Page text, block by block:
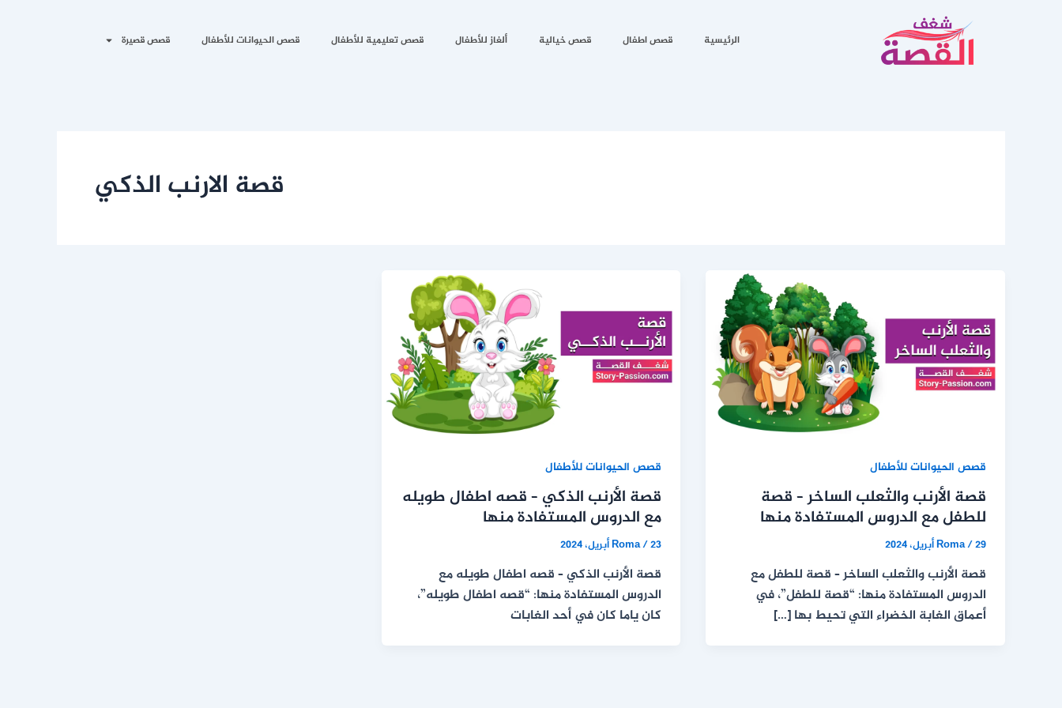
الرئيسية قصص اطفال قصص خيالية ألغاز للأطفال قصص تعليمية للأطفال قصص الحيوانات للأطفال قصص قصيرة
قصة الارنب الذكي
قصص الحيوانات للأطفال
قصة الأرنب والثعلب الساخر – قصة
للطفل مع الدروس المستفادة منها
Roma/29 أبريل، 2024
قصة الأرنب والثعلب الساخر – قصة للطفل مع
الدروس المستفادة منها: “قصة للطفل”، في
أعماق الغابة الخضراء التي تحيط بها […]
قصص الحيوانات للأطفال
قصة الأرنب الذكي – قصه اطفال طويله
مع الدروس المستفادة منها
Roma/23 أبريل، 2024
قصة الأرنب الذكي – قصه اطفال طويله مع
الدروس المستفادة منها: “قصه اطفال طويله”،
كان ياما كان في أحد الغابات